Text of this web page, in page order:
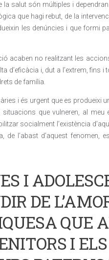
la salut són múltiples i
que hagi rebut, de la
les denúncies i que formi
acaben no realitzant les
d’eficàcia i, dut a l’extrem, fins i
de família.
i és urgent que es produeixi
que vulneren, al meu
socialment l’existència
de l’abast d’aquest fenomen,
I
DE
QUE
I